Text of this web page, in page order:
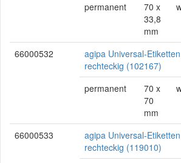
permanent
70 x
33,8
mm
66000532
agipa Universal-
rechteckig (102167)
permanent
70 x
70
mm
66000533
agipa Universal-
rechteckig (119010)